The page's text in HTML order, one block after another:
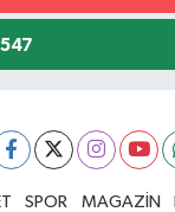
SPOR MAGAZİN